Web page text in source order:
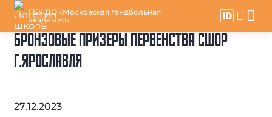
ГБУ ДО «Московская гандбольная
академия»
БРОНЗОВЫЕ ПРИЗЕРЫ ПЕРВЕНСТВА СШОР
Г.ЯРОСЛАВЛЯ
27.12.2023